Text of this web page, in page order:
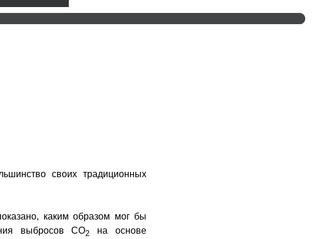
своих традиционных
каким образом мог бы
выбросов СО2 на основе